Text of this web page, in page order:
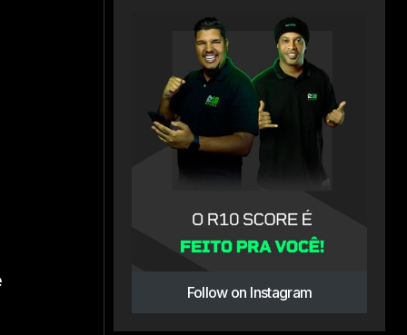
Follow on Instagram